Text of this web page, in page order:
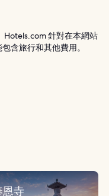
Hotels.com 針對在本網站
含旅行和其他費用。
恩寺